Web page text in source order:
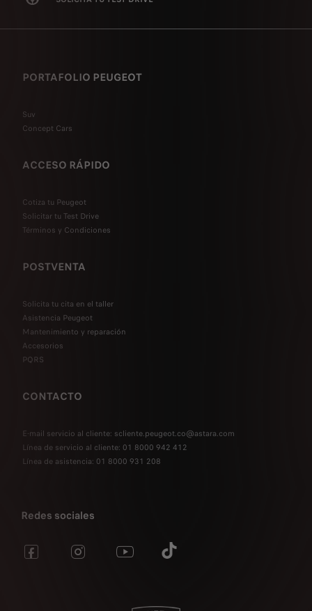
PORTAFOLIO PEUGEOT
Suv
Concept Cars
ACCESO RÁPIDO
Cotiza tu Peugeot
Solicitar tu Test Drive
Términos y Condiciones
POSTVENTA
Solicita tu cita en el taller
Asistencia Peugeot
Mantenimiento y reparación
Accesorios
PQRS
CONTACTO
E-mail servicio al cliente: scliente.peugeot.co@astara.com
Línea de servicio al cliente: 01 8000 942 412
Línea de asistencia: 01 8000 931 208
Redes sociales